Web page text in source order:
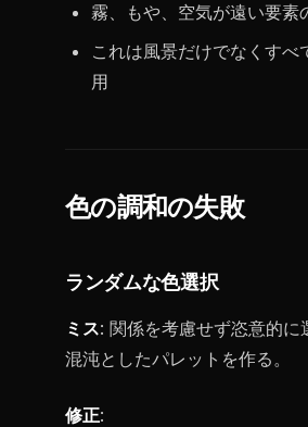
霧、もや、空気が遠い要素
これは風景だけでなくすべ
用
色の調和の失敗
ランダムな色選択
ミス: 関係を考慮せず恣意的に
混沌としたパレットを作る。
修正: